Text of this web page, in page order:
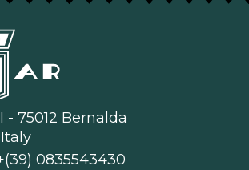
- 75012 Bernalda
0835543430